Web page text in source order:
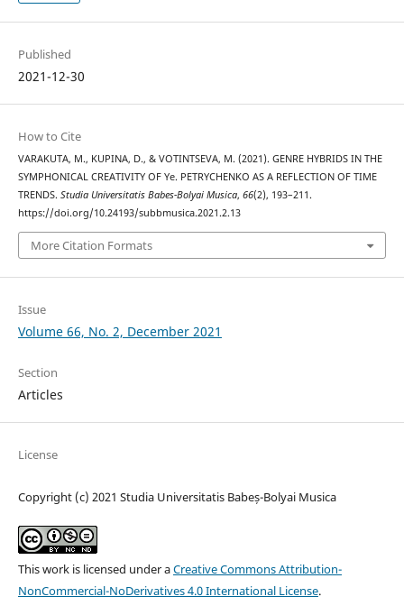
Published
2021-12-30
How to Cite
VARAKUTA, M., KUPINA, D., & VOTINTSEVA, M. (2021). GENRE HYBRIDS IN THE
SYMPHONICAL CREATIVITY OF Ye. PETRYCHENKO AS A REFLECTION OF TIME
TRENDS. Studia Universitatis Babes-Bolyai Musica, 66(2), 193–211.
https://doi.org/10.24193/subbmusica.2021.2.13
More Citation Formats
Issue
Volume 66, No. 2, December 2021
Section
Articles
License
Copyright (c) 2021 Studia Universitatis Babeș-Bolyai Musica
This work is licensed under aCreative Commons Attribution-
NonCommercial-NoDerivatives 4.0 International License.